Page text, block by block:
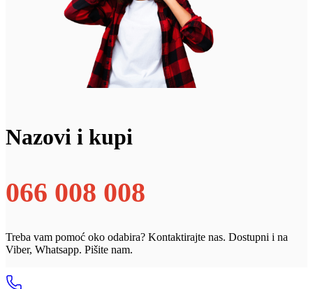
Nazovi i kupi
066 008 008
Treba vam pomoć oko odabira? Kontaktirajte nas. Dostupni i na
Viber, Whatsapp. Pišite nam.